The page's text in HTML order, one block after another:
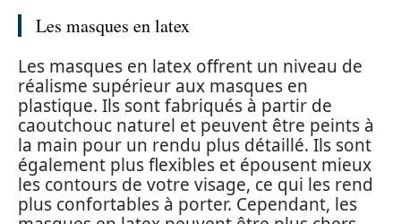
Les masques en latex
Les masques en latex offrent un niveau de
réalisme supérieur aux masques en
plastique. Ils sont fabriqués à partir de
caoutchouc naturel et peuvent être peints à
la main pour un rendu plus détaillé. Ils sont
également plus flexibles et épousent mieux
les contours de votre visage, ce qui les rend
plus confortables à porter. Cependant, les